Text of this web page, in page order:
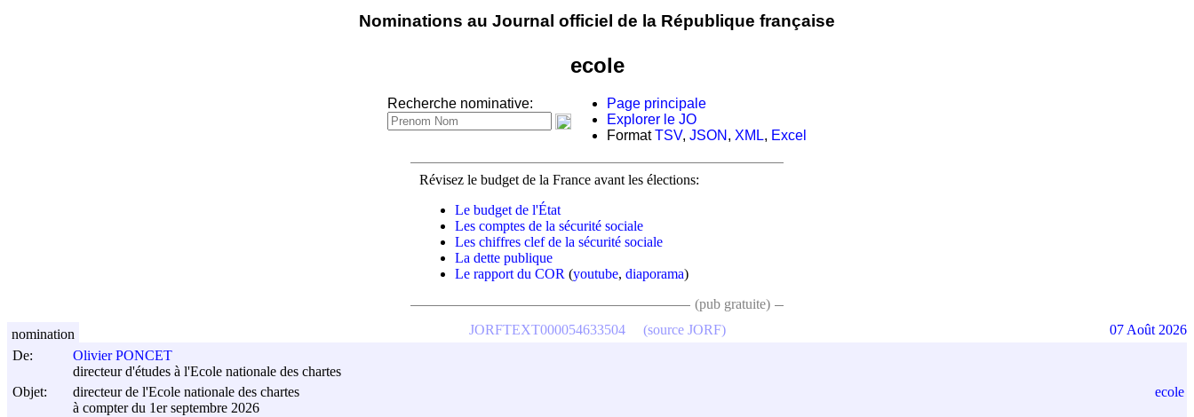
Nominations au Journal officiel de la République française
ecole
Recherche nominative:
Page principale
Explorer le JO
FormatTSV, JSON , XML, Excel
Révisez le budget de la France avant les élections:
Le budget de l'État
Les comptes de la sécurité sociale
Les chiffres clef de la sécurité sociale
La dette publique
Le rapport du COR (youtube, diaporama)
(pub gratuite)
De:
Olivier PONCET
directeur d'études à l'Ecole nationale des chartes
Objet:
directeur de l'Ecole nationale des chartes
à compter du 1er septembre 2026
ecole
JORFTEXT000054633504 (source JORF)
nomination 07 Août 2026